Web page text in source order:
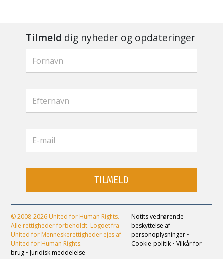
Tilmeld dig nyheder og opdateringer
TILMELD
© 2008-2026 United for Human Rights.
Alle rettigheder forbeholdt. Logoet fra
United for Menneskerettigheder ejes af
United for Human Rights.
Notits vedrørende
beskyttelse af
personoplysninger •
Cookie-politik •Vilkår for
brug • Juridisk meddelelse